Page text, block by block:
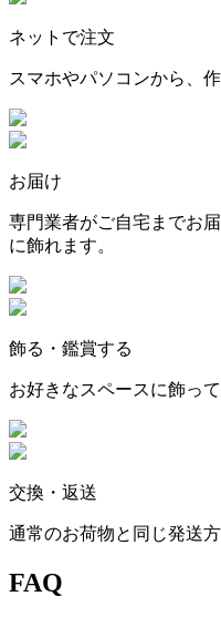
ネットで注文
スマホやパソコンから、
お届け
専門業者がご自宅までお
に飾れます。
飾る・鑑賞する
お好きなスペースに飾っ
交換・返送
通常のお荷物と同じ発送
FAQ